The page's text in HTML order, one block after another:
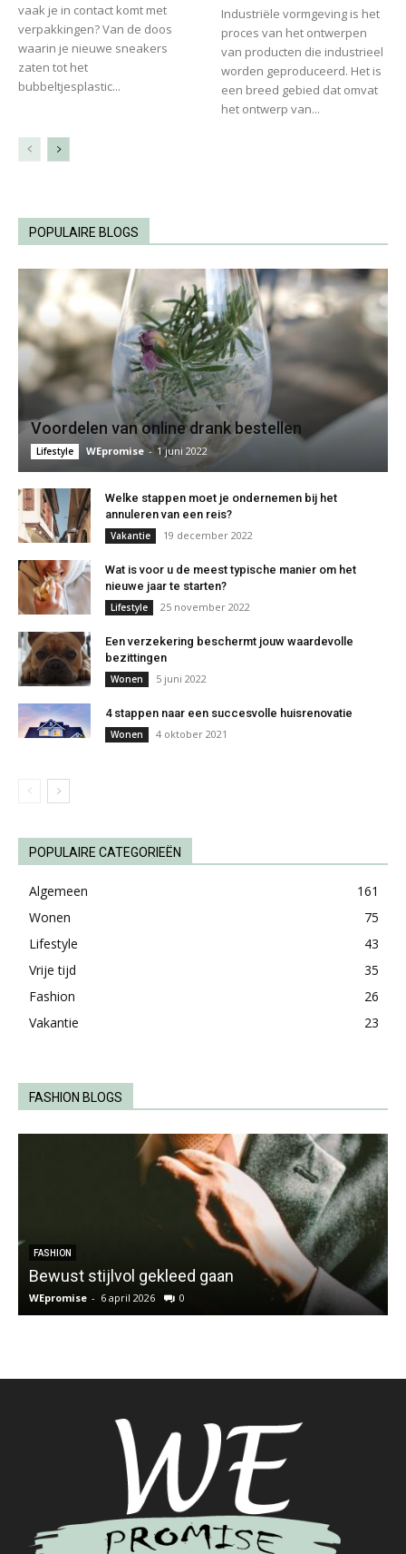
vaak je in contact komt met
verpakkingen? Van de doos
waarin je nieuwe sneakers
zaten tot het
bubbeltjesplastic...
Industriële vormgeving is het
proces van het ontwerpen
van producten die industrieel
worden geproduceerd. Het is
een breed gebied dat omvat
het ontwerp van...
POPULAIRE BLOGS
Voordelen van online drank bestellen
Lifestyle WEpromise - 1 juni 2022
Welke stappen moet je ondernemen bij het
annuleren van een reis?
Vakantie 19 december 2022
Wat is voor u de meest typische manier om het
nieuwe jaar te starten?
Lifestyle 25 november 2022
Een verzekering beschermt jouw waardevolle
bezittingen
Wonen 5 juni 2022
4 stappen naar een succesvolle huisrenovatie
Wonen 4 oktober 2021
POPULAIRE CATEGORIEËN
Algemeen
161
Wonen
75
Lifestyle
43
Vrije tijd
35
Fashion
26
Vakantie
23
FASHION BLOGS
FASHION
Bewust stijlvol gekleed gaan
WEpromise - 6 april 2026 0